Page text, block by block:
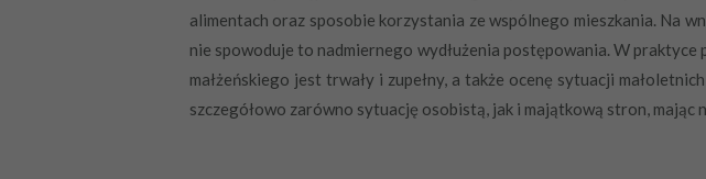
alimentach oraz sposobie korzystania ze wspólnego mieszkania. Na
nie spowoduje to nadmiernego wydłużenia postępowania. W
małżeńskiego jest trwały i zupełny, a także ocenę sytuacji
szczegółowo zarówno sytuację osobistą, jak i majątkową stron, mając